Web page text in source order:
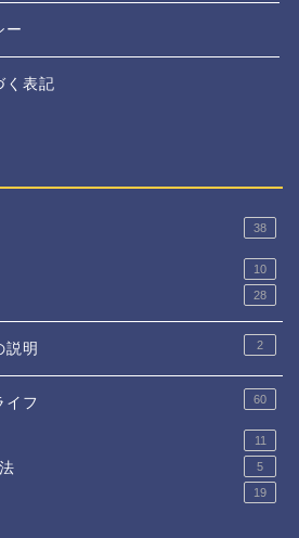
ー
く表記
38
10
28
説明 2
イフ 60
11
5
19